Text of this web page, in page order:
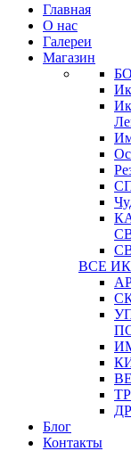
Главная
О нас
Галереи
Магазин
ВСЕ
Блог
Контакты